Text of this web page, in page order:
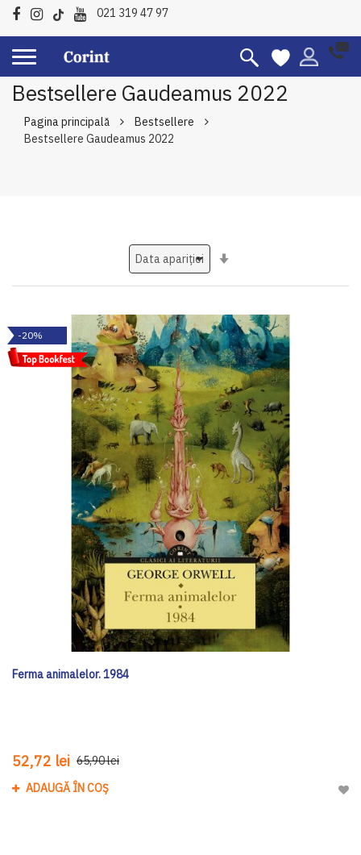
021 319 47 97
Bestsellere Gaudeamus 2022
Pagina principală
Bestsellere
Bestsellere Gaudeamus 2022
-20%
Ferma animalelor. 1984
52,72 lei 65,90 lei
ADAUGĂ ÎN COȘ